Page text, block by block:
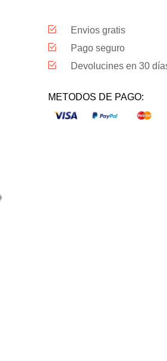
Envios gratis
Pago seguro
Devolucines en 30
METODOS DE PAGO: